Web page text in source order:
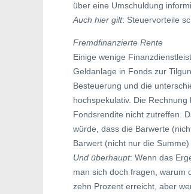
über eine Umschuldung
Auch hier gilt: Steuervorteile
Fremdfinanzierte Rente
Einige wenige
Geldanlage in Fonds zur
Besteuerung und die
hochspekulativ. Die
Fondsrendite nicht zutreffen.
würde, dass die Barwerte
Barwert (nicht nur die Summe)
Und überhaupt: Wenn das
man sich doch fragen, warum
zehn Prozent erreicht, aber